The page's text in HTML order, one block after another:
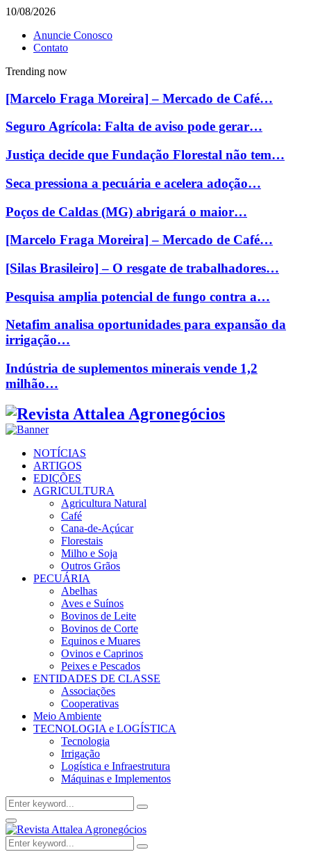
10/08/2026
Anuncie Conosco
Contato
Trending now
[Marcelo Fraga Moreira] – Mercado de Café…
Seguro Agrícola: Falta de aviso pode gerar…
Justiça decide que Fundação Florestal não tem…
Seca pressiona a pecuária e acelera adoção…
Poços de Caldas (MG) abrigará o maior…
[Marcelo Fraga Moreira] – Mercado de Café…
[Silas Brasileiro] – O resgate de trabalhadores…
Pesquisa amplia potencial de fungo contra a…
Netafim analisa oportunidades para expansão da
irrigação…
Indústria de suplementos minerais vende 1,2
milhão…
Facebook
Twitter
Instagram
Linkedin
Youtube
Email
NOTÍCIAS
ARTIGOS
EDIÇÕES
AGRICULTURA
Agricultura Natural
Café
Cana-de-Açúcar
Florestais
Milho e Soja
Outros Grãos
PECUÁRIA
Abelhas
Aves e Suínos
Bovinos de Leite
Bovinos de Corte
Equinos e Muares
Ovinos e Caprinos
Peixes e Pescados
ENTIDADES DE CLASSE
Associações
Cooperativas
Meio Ambiente
TECNOLOGIA e LOGÍSTICA
Tecnologia
Irrigação
Logística e Infraestrutura
Máquinas e Implementos
Search
for:
Search
Facebook
Twitter
Instagram
Linkedin
Youtube
Email
Primary
Menu
Search
for:
Search